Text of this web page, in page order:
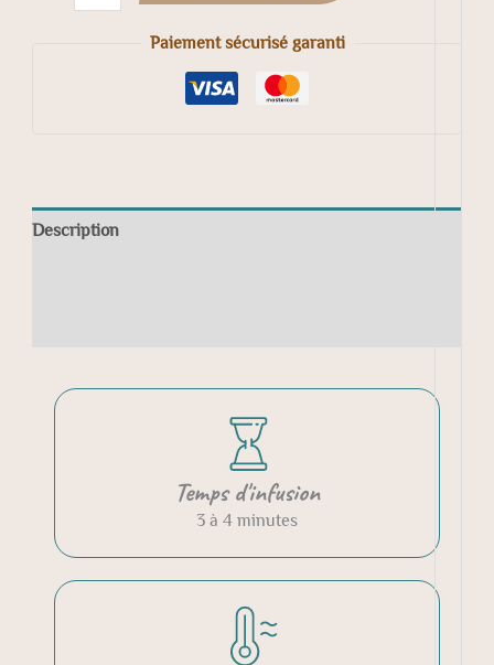
Paiement sécurisé garanti
Description
Temps d'infusion
3 à 4 minutes